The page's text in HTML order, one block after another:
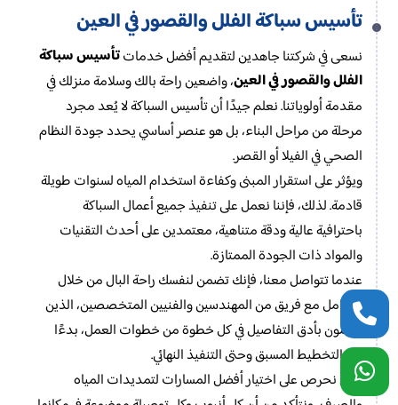
تأسيس سباكة الفلل والقصور في العين
نسعى في شركتنا جاهدين لتقديم أفضل خدماتتأسيس سباكة
الفلل والقصور في العين، واضعين راحة بالك وسلامة منزلك في
مقدمة أولوياتنا. نعلم جيدًا أن تأسيس السباكة لا يُعد مجرد
مرحلة من مراحل البناء، بل هو عنصر أساسي يحدد جودة النظام
الصحي في الفيلا أو القصر.
ويؤثر على استقرار المبنى وكفاءة استخدام المياه لسنوات طويلة
قادمة. لذلك، فإننا نعمل على تنفيذ جميع أعمال السباكة
باحترافية عالية ودقة متناهية، معتمدين على أحدث التقنيات
والمواد ذات الجودة الممتازة.
عندما تتواصل معنا، فإنك تضمن لنفسك راحة البال من خلال
التعامل مع فريق من المهندسين والفنيين المتخصصين، الذين
يهتمون بأدق التفاصيل في كل خطوة من خطوات العمل، بدءًا
من التخطيط المسبق وحتى التنفيذ النهائي.
نحن نحرص على اختيار أفضل المسارات لتمديدات المياه